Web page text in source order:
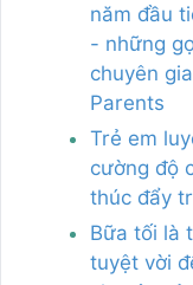
năm đầu
- những
chuyên
Parents
Trẻ em
cường độ
thúc đẩy
Bữa tối là
tuyệt vời